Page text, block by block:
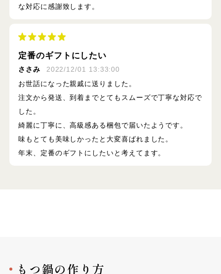
な対応に感謝致します。
定番のギフトにしたい
ささみ
2022/12/01 13:33:00
お世話になった親戚に送りました。
注文から発送、到着までとてもスムーズで丁寧な対応で
した。
綺麗に丁寧に、高級感ある梱包で届いたようです。
味もとても美味しかったと大変喜ばれました。
年末、定番のギフトにしたいと考えてます。
もつ鍋の作り方